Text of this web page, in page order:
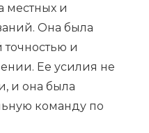
местных и
Она была
точностью и
Ее усилия не
и она была
команду по